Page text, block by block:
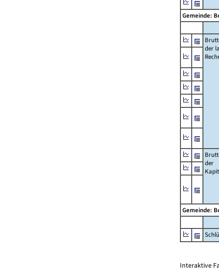
Gemeinde:
der
der
Gemeinde:
Interaktive